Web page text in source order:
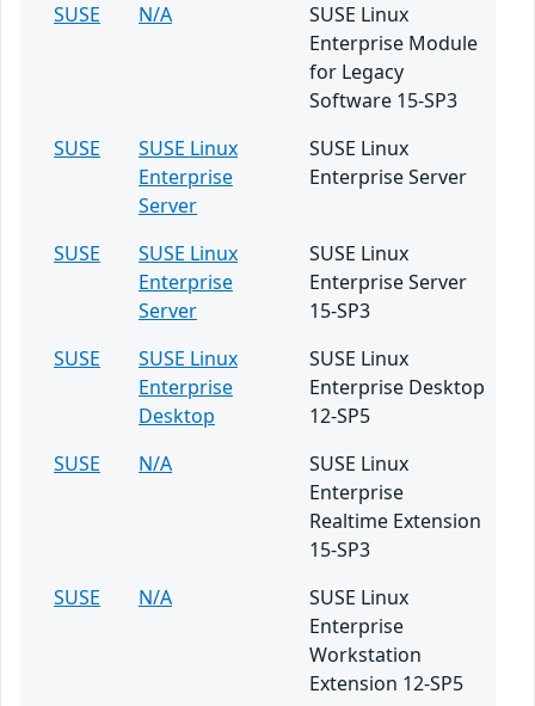
SUSE
N/A
SUSE Linux
Enterprise Module
for Legacy
Software 15-SP3
SUSE
SUSE Linux
Enterprise
Server
SUSE Linux
Enterprise Server
SUSE
SUSE Linux
Enterprise
Server
SUSE Linux
Enterprise Server
15-SP3
SUSE
SUSE Linux
Enterprise
Desktop
SUSE Linux
Enterprise Desktop
12-SP5
SUSE
N/A
SUSE Linux
Enterprise
Realtime Extension
15-SP3
SUSE
N/A
SUSE Linux
Enterprise
Workstation
Extension 12-SP5